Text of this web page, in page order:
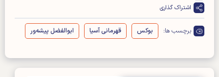
اشتراک گذاری
برچسب ها: بوکس قهرمانی آسیا ابوالفضل پیشه‌ور